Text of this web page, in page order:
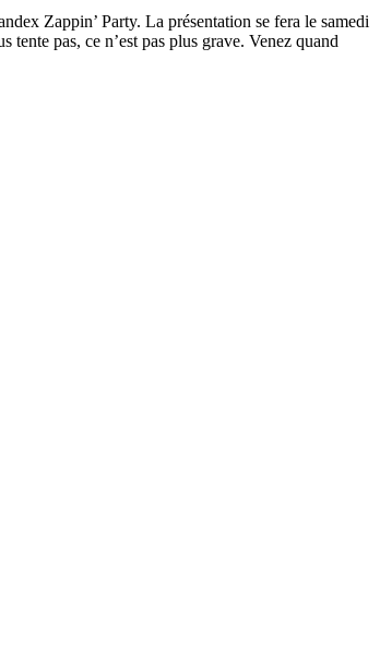
Zappin’ Party. La présentation se fera le samedi
pas, ce n’est pas plus grave. Venez quand